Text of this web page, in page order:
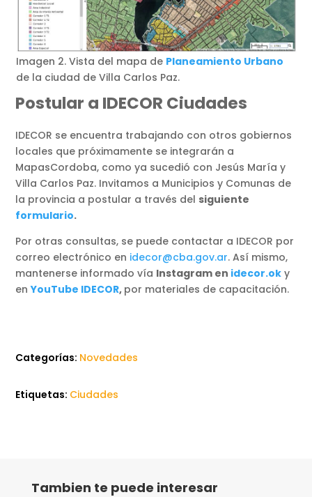
Imagen 2. Vista del mapa de Planeamiento Urbano
de la ciudad de Villa Carlos Paz.
Postular a IDECOR Ciudades
IDECOR se encuentra trabajando con otros gobiernos
locales que próximamente se integrarán a
MapasCordoba, como ya sucedió con Jesús María y
Villa Carlos Paz. Invitamos a Municipios y Comunas de
la provincia a postular a través del siguiente
formulario.
Por otras consultas, se puede contactar a IDECOR por
correo electrónico en idecor@cba.gov.ar. Así mismo,
mantenerse informado vía Instagram en idecor.ok y
enYouTube IDECOR, por materiales de capacitación.
Categorías: Novedades
Etiquetas: Ciudades
Tambien te puede interesar